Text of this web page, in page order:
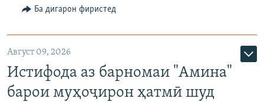
Ба дигарон фиристед
Август 09, 2026
Истифода аз барномаи "Амина"
барои муҳоҷирон ҳатмӣ шуд